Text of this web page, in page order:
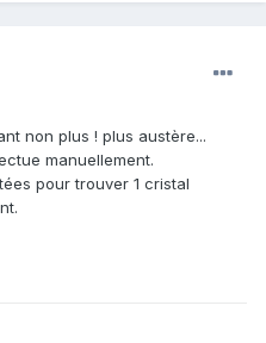
non plus ! plus austère...
manuellement.
pour trouver 1 cristal